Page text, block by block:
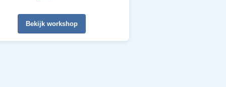
Bekijk workshop